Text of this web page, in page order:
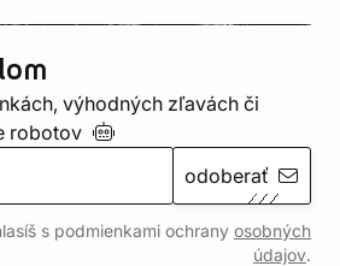
výhodných zľavách či
robotov
odoberať
s podmienkami ochrany osobných
údajov.